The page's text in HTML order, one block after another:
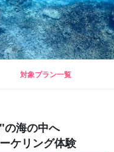
対象プラン一覧
海の中へ
ケリング体験